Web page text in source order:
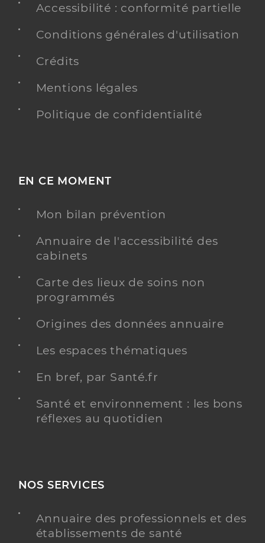
Accessibilité : conformité partielle
Conditions générales d'utilisation
Crédits
Mentions légales
Politique de confidentialité
EN CE MOMENT
Mon bilan prévention
Annuaire de l'accessibilité des
cabinets
Carte des lieux de soins non
programmés
Origines des données annuaire
Les espaces thématiques
En bref, par Santé.fr
Santé et environnement : les bons
réflexes au quotidien
NOS SERVICES
Annuaire des professionnels et des
établissements de santé